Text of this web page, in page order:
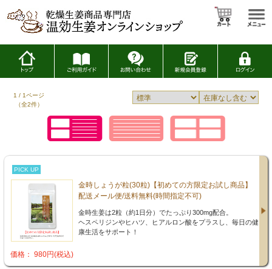
1 / 1ページ
（全2件）
PICK UP
金時しょうが粒(30粒)【初めての方限定お試し商品】
配送メール便/送料無料(時間指定不可)
金時生姜は2粒（約1日分）でたっぷり300mg配合。
ヘスペリジンやヒハツ、ヒアルロン酸をプラスし、毎日の健
康生活をサポート！
価格： 980円(税込)